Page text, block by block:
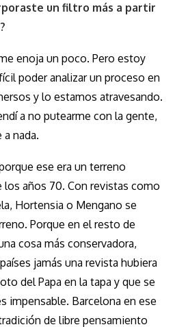
un filtro más a partir
enoja un poco. Pero estoy
poder analizar un proceso en
y lo estamos atravesando.
a no putearme con la gente,
nada.
ese era un terreno
los años 70. Con revistas como
Hortensia o Mengano se
Porque en el resto de
cosa más conservadora,
jamás una revista hubiera
del Papa en la tapa y que se
impensable. Barcelona en ese
de libre pensamiento